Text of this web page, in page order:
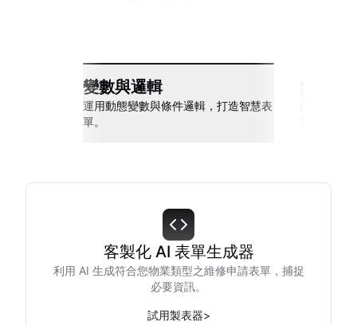
變數與邏輯
運用動態變數與條件邏輯，打造智慧表
單。
客製化 AI 表單生成器
利用 AI 生成符合您物業類型之維修申請表單，捕捉
必要資訊。
試用製表器>